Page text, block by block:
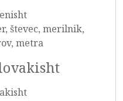
števec, merilnik,
metra